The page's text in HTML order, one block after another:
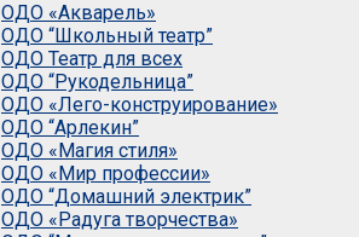
ОДО «Акварель»
ОДО “Школьный театр”
ОДО Театр для всех
ОДО “Рукодельница”
ОДО «Лего-конструирование»
ОДО “Арлекин”
ОДО «Магия стиля»
ОДО «Мир профессии»
ОДО “Домашний электрик”
ОДО «Радуга творчества»